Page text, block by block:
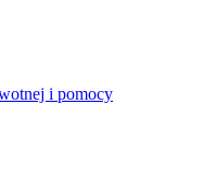
i pomocy